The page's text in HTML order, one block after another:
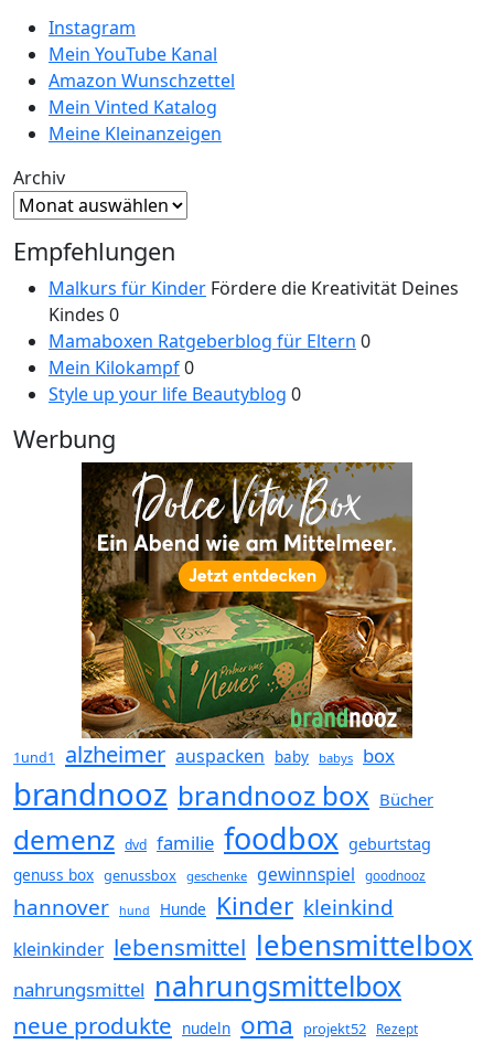
Instagram
Mein YouTube Kanal
Amazon Wunschzettel
Mein Vinted Katalog
Meine Kleinanzeigen
Archiv
Empfehlungen
Malkurs für Kinder Fördere die Kreativität Deines
Kindes 0
Mamaboxen Ratgeberblog für Eltern 0
Mein Kilokampf0
Style up your life Beautyblog 0
Werbung
1und1 alzheimer auspacken baby babys box
brandnooz brandnooz box Bücher
demenz dvd familie foodbox geburtstag
genuss box genussbox geschenke gewinnspiel goodnooz
hannover hund Hunde Kinder kleinkind
kleinkinder lebensmittel lebensmittelbox
nahrungsmittel nahrungsmittelbox
neue produkte nudeln oma projekt52 Rezept